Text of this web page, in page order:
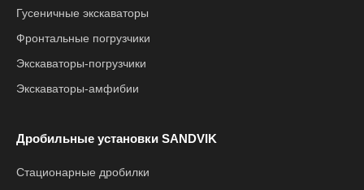
Гусеничные экскаваторы
Фронтальные погрузчики
Экскаваторы-погрузчики
Экскаваторы-амфибии
Дробильные установки SANDVIK
Стационарные дробилки